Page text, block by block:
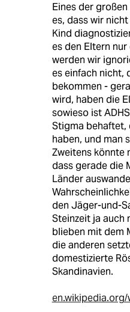
Eines der
es, dass wir
Kind
es den Eltern
werden wir
es einfach nicht,
bekommen -
wird, haben die
sowieso ist
Stigma behaftet,
haben, und man
Zweitens könnte
dass gerade die
Länder
den Jäger-und-
Steinzeit ja auch
blieben mit dem
die anderen
domestizierte
Skandinavien.
en.wikipedia.org/